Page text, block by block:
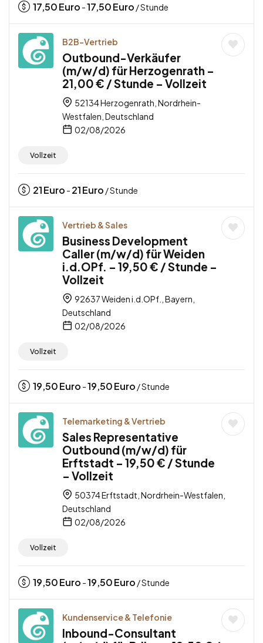
17,50Euro -17,50Euro / Stunde
B2B-Vertrieb
Outbound-Verkäufer
(m/w/d) für Herzogenrath –
21,00 € / Stunde – Vollzeit
52134 Herzogenrath, Nordrhein-
Westfalen, Deutschland
02/08/2026
Vollzeit
21Euro - 21Euro / Stunde
Vertrieb & Sales
Business Development
Caller (m/w/d) für Weiden
i.d.OPf. – 19,50 € / Stunde –
Vollzeit
92637 Weiden i.d.OPf., Bayern,
Deutschland
02/08/2026
Vollzeit
19,50Euro -19,50Euro / Stunde
Telemarketing & Vertrieb
Sales Representative
Outbound (m/w/d) für
Erftstadt – 19,50 € / Stunde
– Vollzeit
50374 Erftstadt, Nordrhein-Westfalen,
Deutschland
02/08/2026
Vollzeit
19,50Euro -19,50Euro / Stunde
Kundenservice & Telefonie
Inbound-Consultant